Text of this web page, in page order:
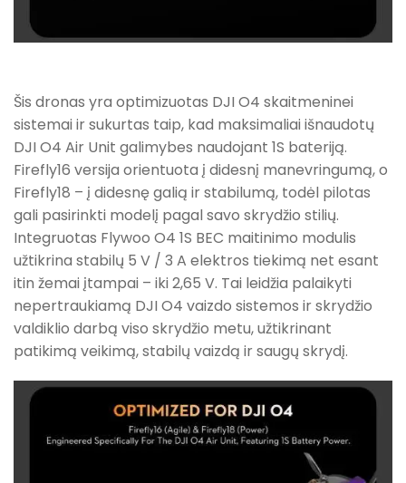
Šis dronas yra optimizuotas DJI O4 skaitmeninei
sistemai ir sukurtas taip, kad maksimaliai išnaudotų
DJI O4 Air Unit galimybes naudojant 1S bateriją.
Firefly16 versija orientuota į didesnį manevringumą, o
Firefly18 – į didesnę galią ir stabilumą, todėl pilotas
gali pasirinkti modelį pagal savo skrydžio stilių.
Integruotas Flywoo O4 1S BEC maitinimo modulis
užtikrina stabilų 5 V / 3 A elektros tiekimą net esant
itin žemai įtampai – iki 2,65 V. Tai leidžia palaikyti
nepertraukiamą DJI O4 vaizdo sistemos ir skrydžio
valdiklio darbą viso skrydžio metu, užtikrinant
patikimą veikimą, stabilų vaizdą ir saugų skrydį.